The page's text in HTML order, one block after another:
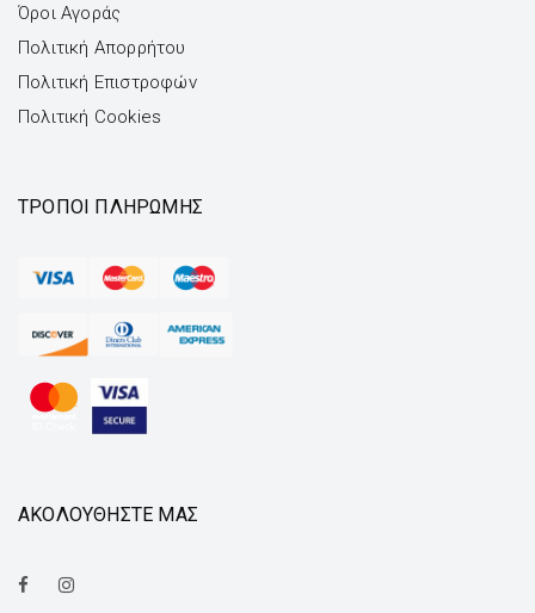
Όροι Αγοράς
Πολιτική Απορρήτου
Πολιτική Επιστροφών
Πολιτική Cookies
ΤΡΌΠΟΙ ΠΛΗΡΩΜΉΣ
ΑΚΟΛΟΥΘΗΣΤΕ ΜΑΣ